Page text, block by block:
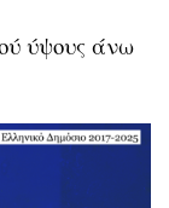
ύψους άνω